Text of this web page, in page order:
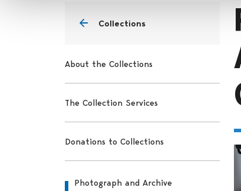
Collections
About the Collections
The Collection Services
Donations to Collections
Photograph and Archive